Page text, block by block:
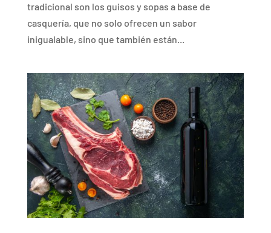
tradicional son los guisos y sopas a base de
casquería, que no solo ofrecen un sabor
inigualable, sino que también están...